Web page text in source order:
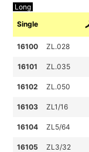
Long
Single
16100 ZL.028
16101 ZL.035
16102 ZL.050
16103 ZL1/16
16104 ZL5/64
16105 ZL3/32